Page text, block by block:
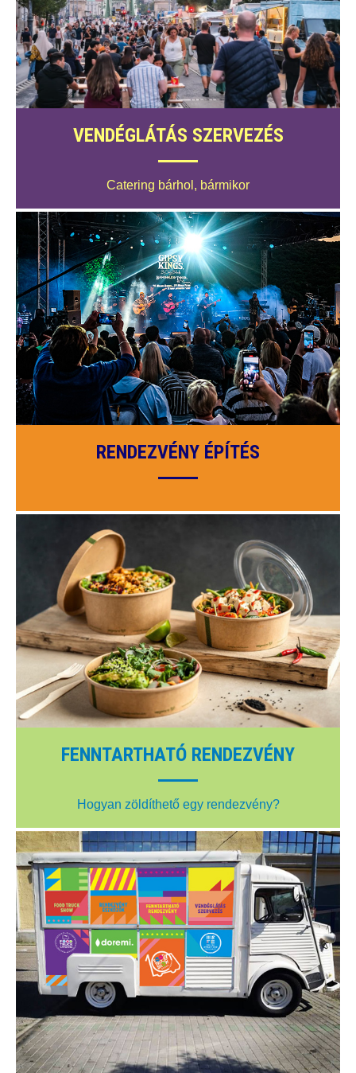
VENDÉGLÁTÁS SZERVEZÉS
Catering bárhol, bármikor
RENDEZVÉNY ÉPÍTÉS
FENNTARTHATÓ RENDEZVÉNY
Hogyan zöldíthető egy rendezvény?